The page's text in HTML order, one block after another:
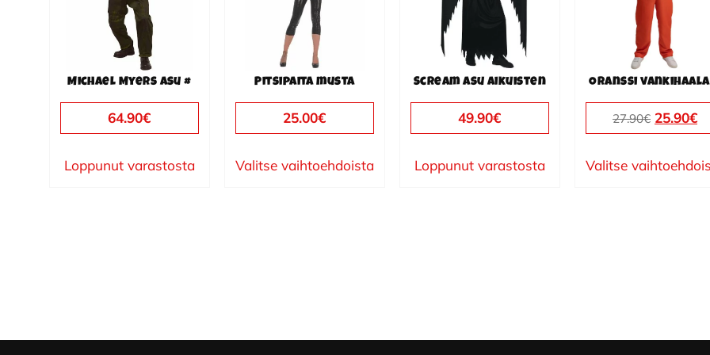
Michael Myers asu #
64.90€
Loppunut varastosta
Pitsipaita musta
25.00€
Valitse vaihtoehdoista
muunnelma.
valinnat
Scream asu aikuisten
49.90€
Loppunut varastosta
Oranssi
27.90€
hinta
oli:
25.90€
Valitse
muunnelma.
valinnat
sivulla.